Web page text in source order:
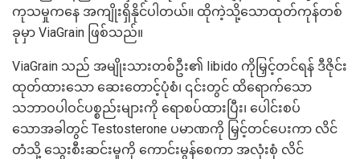
ကုသမှုကနေ အကျိုးရှိနိုင်ပါတယ်။ ထိုကဲ့သို့သောထုတ်ကုန်တစ်
ခုမှာ ViaGrain ဖြစ်သည်။
ViaGrain သည် အမျိုးသားတစ်ဦး၏ libido ကိုမြှင့်တင်ရန် ဒီဇိုင်း
ထုတ်ထားသော ဆေးတောင့်ပုံစံ၊ ၎င်းတွင် ထိရောက်သော
သဘာဝပါဝင်ပစ္စည်းများကို ရောစပ်ထားပြီး၊ ပေါင်းစပ်
သောအခါတွင် Testosterone ပမာဏကို မြှင့်တင်ပေးကာ လိင်
တံသို့ သွေးစီးဆင်းမှုကို ကောင်းမွန်စေကာ အလုံးစုံ လိင်